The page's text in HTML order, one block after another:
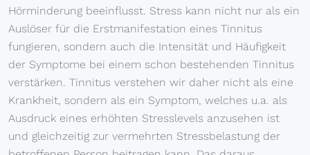
Hörminderung beeinflusst. Stress kann nicht nur als ein
Auslöser für die Erstmanifestation eines Tinnitus
fungieren, sondern auch die Intensität und Häufigkeit
der Symptome bei einem schon bestehenden Tinnitus
verstärken. Tinnitus verstehen wir daher nicht als eine
Krankheit, sondern als ein Symptom, welches u.a. als
Ausdruck eines erhöhten Stresslevels anzusehen ist
und gleichzeitig zur vermehrten Stressbelastung der